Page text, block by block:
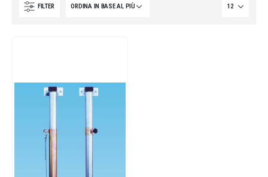
FILTER